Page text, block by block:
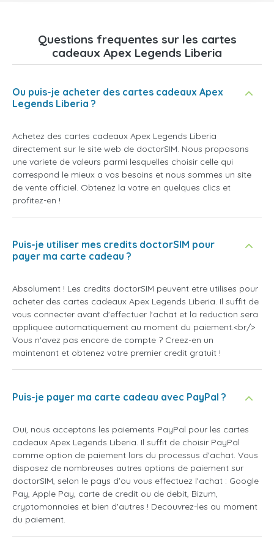
Questions frequentes sur les cartes
cadeaux Apex Legends Liberia
Ou puis-je acheter des cartes cadeaux Apex
Legends Liberia ?
Achetez des cartes cadeaux Apex Legends Liberia
directement sur le site web de doctorSIM. Nous proposons
une variete de valeurs parmi lesquelles choisir celle qui
correspond le mieux a vos besoins et nous sommes un site
de vente officiel. Obtenez la votre en quelques clics et
profitez-en !
Puis-je utiliser mes credits doctorSIM pour
payer ma carte cadeau ?
Absolument ! Les credits doctorSIM peuvent etre utilises pour
acheter des cartes cadeaux Apex Legends Liberia. Il suffit de
vous connecter avant d'effectuer l'achat et la reduction sera
appliquee automatiquement au moment du paiement.<br/>
Vous n'avez pas encore de compte ? Creez-en un
maintenant et obtenez votre premier credit gratuit !
Puis-je payer ma carte cadeau avec PayPal ?
Oui, nous acceptons les paiements PayPal pour les cartes
cadeaux Apex Legends Liberia. Il suffit de choisir PayPal
comme option de paiement lors du processus d'achat. Vous
disposez de nombreuses autres options de paiement sur
doctorSIM, selon le pays d'ou vous effectuez l'achat : Google
Pay, Apple Pay, carte de credit ou de debit, Bizum,
cryptomonnaies et bien d'autres ! Decouvrez-les au moment
du paiement.